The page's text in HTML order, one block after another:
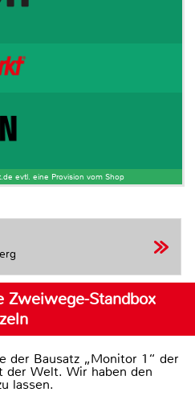
evtl. eine Provision vom Shop
Zweiwege-Standbox
der Bausatz „Monitor 1“ der
der Welt. Wir haben den
lassen.